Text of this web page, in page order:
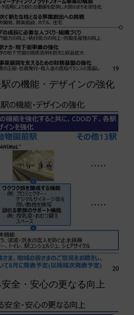
の機能・デザインの強化
全・安心の更なる向上